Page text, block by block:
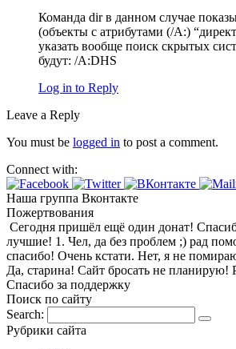
Команда dir в данном случае
(объекты с атрибутами (/A:)
указать вообще поиск скрытых
будут: /A:DHS
Log in to Reply
Leave a Reply
You must be logged in to post a comment.
Connect with:
Наша группа Вконтакте
Пожертвования
Сегодня пришёл ещё один донат!
лучшие! 1. Чел, да без проблем ;) рад
спасибо! Очень кстати. Нет, я не
Да, старина! Сайт бросать не планирую!
Спасибо за поддержку
Поиск по сайту
Search:
Рубрики сайта